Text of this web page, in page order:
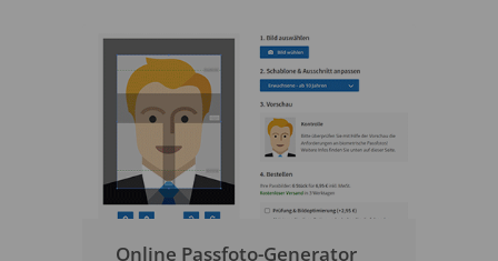
Online Passfoto-Generator